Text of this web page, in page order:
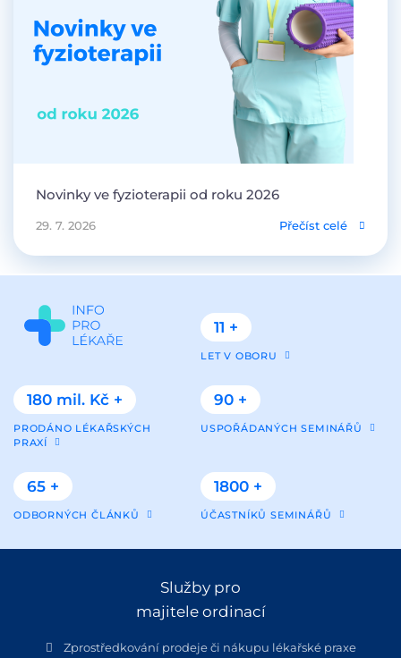
Novinky ve fyzioterapii od roku 2026
29. 7. 2026 Přečíst celé
11 +
LET V OBORU
180 mil. Kč +
PRODÁNO LÉKAŘSKÝCH
PRAXÍ
90 +
USPOŘÁDANÝCH SEMINÁŘŮ
65 +
ODBORNÝCH ČLÁNKŮ
1800 +
ÚČASTNÍKŮ SEMINÁŘŮ
Služby pro
majitele ordinací
Zprostředkování prodeje či nákupu lékařské praxe